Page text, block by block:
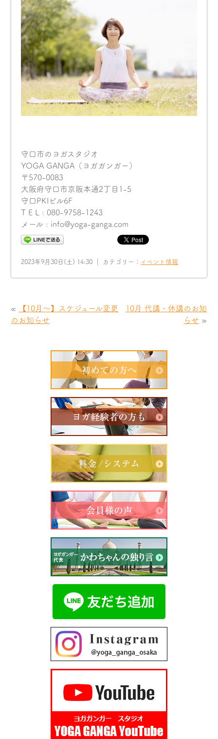
守口市のヨガスタジオ
YOGA GANGA（ヨガガンガー）
〒570-0083
大阪府守口市京阪本通2丁目1-5
守口PKIビル6F
T E L : 080-9758-1243
メール : info@yoga-ganga.com
2023年9月30日(土) 14:30 ｜ カテゴリー： イベント情報
«
【10月〜】スケジュール変更
のお知らせ
10月 代講・休講のお知
らせ »